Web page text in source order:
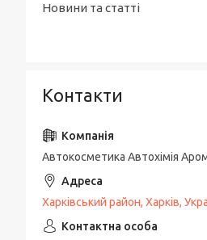
Новини та статті
Контакти
Автокосметика Автохімія
Харківський район, Харків,